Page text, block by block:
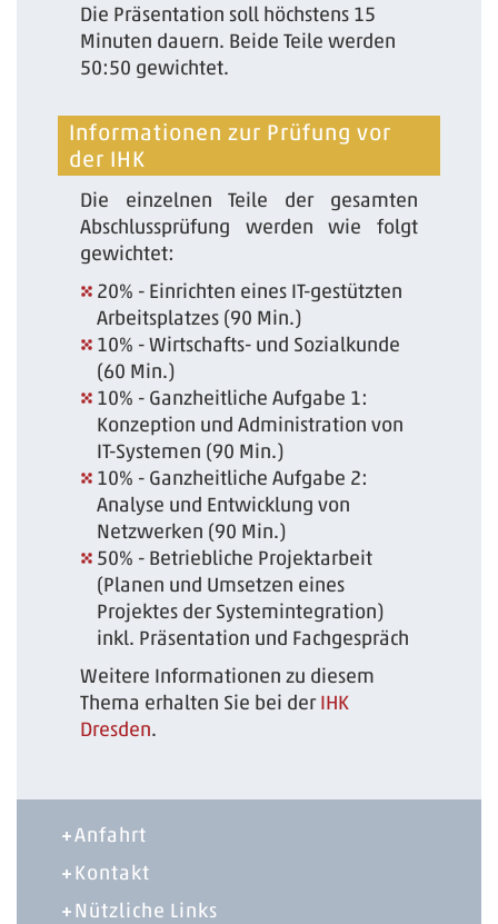
Die Präsentation soll höchstens 15
Minuten dauern. Beide Teile werden
50:50 gewichtet.
Informationen zur Prüfung vor
der IHK
Die einzelnen Teile der gesamten
Abschlussprüfung werden wie folgt
gewichtet:
20% - Einrichten eines IT-gestützten
Arbeitsplatzes (90 Min.)
10% - Wirtschafts- und Sozialkunde
(60 Min.)
10% - Ganzheitliche Aufgabe 1:
Konzeption und Administration von
IT-Systemen (90 Min.)
10% - Ganzheitliche Aufgabe 2:
Analyse und Entwicklung von
Netzwerken (90 Min.)
50% - Betriebliche Projektarbeit
(Planen und Umsetzen eines
Projektes der Systemintegration)
inkl. Präsentation und Fachgespräch
Weitere Informationen zu diesem
Thema erhalten Sie bei derIHK
Dresden.
Anfahrt
Kontakt
Nützliche Links